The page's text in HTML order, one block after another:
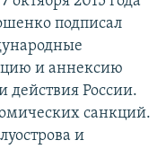
подписал
и аннексию
России.
санкций.
и